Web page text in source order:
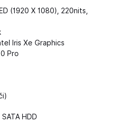
(1920 X 1080), 220nits,
Iris Xe Graphics
Pro
HDD